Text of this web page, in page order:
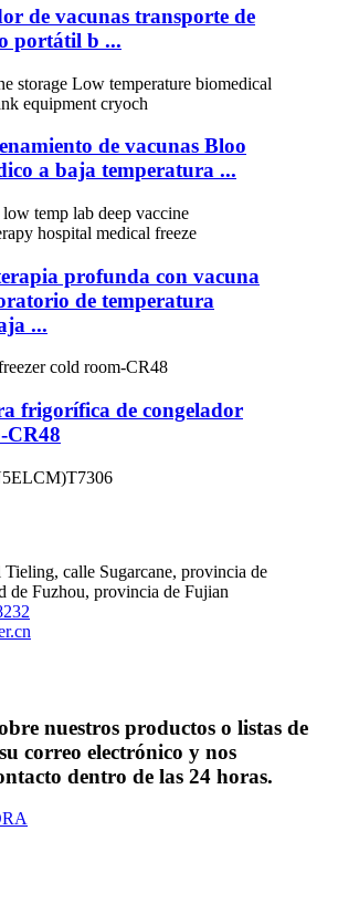
de vacunas transporte de
portátil b ...
de vacunas Bloo
a baja temperatura ...
profunda con vacuna
de temperatura
...
frigorífica de congelador
CR48
calle Sugarcane, provincia de
de Fuzhou, provincia de Fujian
nuestros productos o listas de
correo electrónico y nos
dentro de las 24 horas.